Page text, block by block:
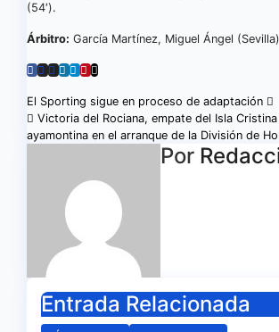
(54′).
Árbitro: García Martínez, Miguel Ángel (Sevilla)
Navegación
de
entradas
El Sporting sigue en proceso de adaptación
Victoria del Rociana, empate del Isla
ayamontina en el arranque de la División de
Por
Entrada Relacionada